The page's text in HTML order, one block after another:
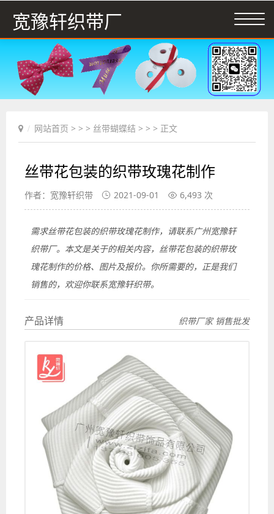
宽豫轩织带厂
网站首页 > > > 丝带蝴蝶结 > > > 正文
丝带花包装的织带玫瑰花制作
作者：宽豫轩织带 2021-09-01 6,493 次
需求丝带花包装的织带玫瑰花制作，请联系广州宽豫轩
织带厂。本文是关于的相关内容，丝带花包装的织带玫
瑰花制作的价格、图片及报价。你所需要的，正是我们
销售的，欢迎你联系宽豫轩织带。
产品详情 织带厂家 销售批发